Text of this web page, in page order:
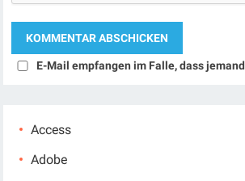
E-Mail empfangen im Falle, dass
Access
Adobe